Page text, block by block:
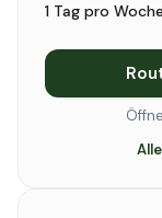
1 Tag pro Woche